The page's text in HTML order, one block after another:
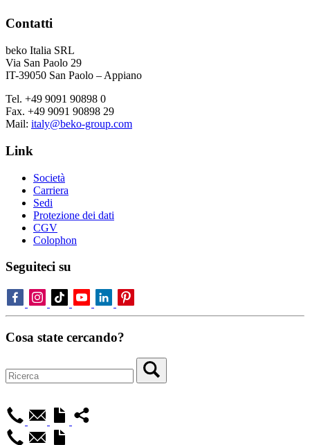
Contatti
beko Italia SRL
Via San Paolo 29
IT-39050 San Paolo – Appiano
Tel. +49 9091 90898 0
Fax. +49 9091 90898 29
Mail: italy@beko-group.com
Link
Società
Carriera
Sedi
Protezione dei dati
CGV
Colophon
Seguiteci su
Cosa state cercando?